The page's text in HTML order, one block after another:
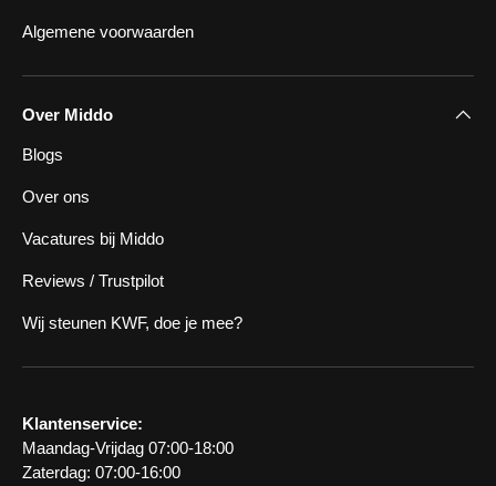
Algemene voorwaarden
Over Middo
Blogs
Over ons
Vacatures bij Middo
Reviews / Trustpilot
Wij steunen KWF, doe je mee?
Klantenservice:
Maandag-Vrijdag 07:00-18:00
Zaterdag: 07:00-16:00